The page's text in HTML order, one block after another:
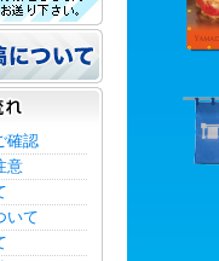
確認
意
いて